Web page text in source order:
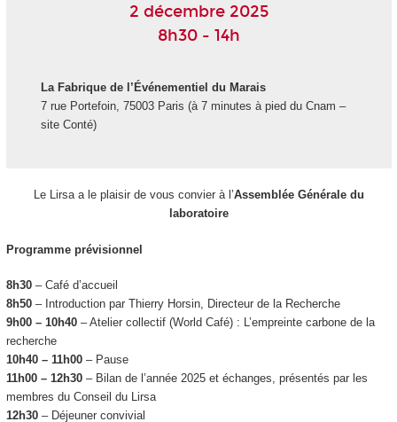
2 décembre 2025
8h30 - 14h
La Fabrique de l’Événementiel du Marais
7 rue Portefoin, 75003 Paris (à 7 minutes à pied du Cnam –
site Conté)
Le Lirsa a le plaisir de vous convier à l’Assemblée Générale du
laboratoire
Programme prévisionnel
8h30– Café d’accueil
8h50– Introduction par Thierry Horsin, Directeur de la Recherche
9h00 – 10h40– Atelier collectif (World Café) : L’empreinte carbone de la
recherche
10h40 – 11h00– Pause
11h00 – 12h30– Bilan de l’année 2025 et échanges, présentés par les
membres du Conseil du Lirsa
12h30– Déjeuner convivial